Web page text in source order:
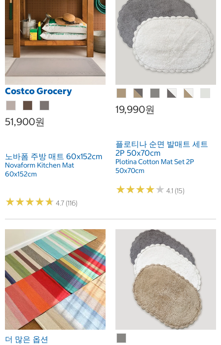
Costco Grocery
51,900원
노바폼 주방 매트 60x152cm
Novaform Kitchen Mat
60x152cm
★★★★★
★★★★★ 4.7 (116)
19,990원
플로티나 순면 발매트 세트
2P 50x70cm
Plotina Cotton Mat Set 2P
50x70cm
★★★★★
★★★★★ 4.1 (15)
더 많은 옵션